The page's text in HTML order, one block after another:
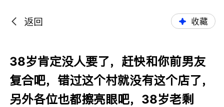
返回 收藏
38岁肯定没人要了，赶快和你前男友
复合吧，错过这个村就没有这个店了，
另外各位也都擦亮眼吧，38岁老剩